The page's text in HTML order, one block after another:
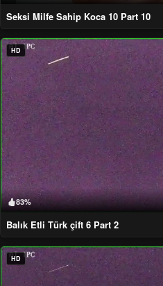
Seksi Milfe Sahip Koca 10 Part 10
HD
83%
Balık Etli Türk çift 6 Part 2
HD